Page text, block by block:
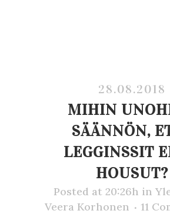
28.08.2018
MIHIN
SÄÄNNÖN,
LEGGINSSIT
HOUSUT?
Posted at 20:26h in
Veera Korhonen
11